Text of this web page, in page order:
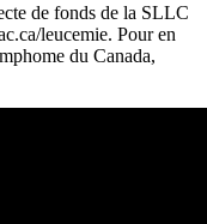
de fonds de la SLLC
leucemie. Pour en
du Canada,